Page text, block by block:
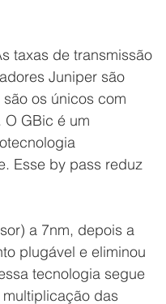
taxas de transmissão
Juniper são
os únicos com
GBic é um
Esse by pass reduz
a 7nm, depois a
plugável e eliminou
tecnologia segue
das